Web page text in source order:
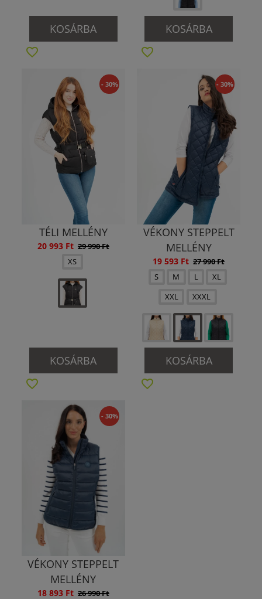
KOSÁRBA KOSÁRBA
- 30%
TÉLI MELLÉNY
20 993 Ft 29 990 Ft
XS
KOSÁRBA
- 30%
VÉKONY STEPPELT
MELLÉNY
19 593 Ft 27 990 Ft
S
M L
XL
XXL
XXXL
KOSÁRBA
- 30%
VÉKONY STEPPELT
MELLÉNY
18 893 Ft 26 990 Ft